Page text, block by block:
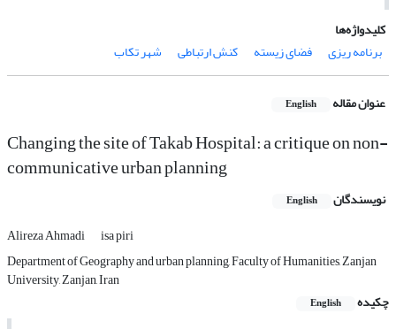
کلیدواژه‌ها
برنامه ریزی
فضای زیسته کنش ارتباطی شهر تکاب
عنوان مقاله English
Changing the site of Takab Hospital: a critique on non-
communicative urban planning
نویسندگان English
Alireza Ahmadi
isa piri
Department of Geography and urban planning, Faculty of Humanities, Zanjan
University, Zanjan, Iran
چکیده
English